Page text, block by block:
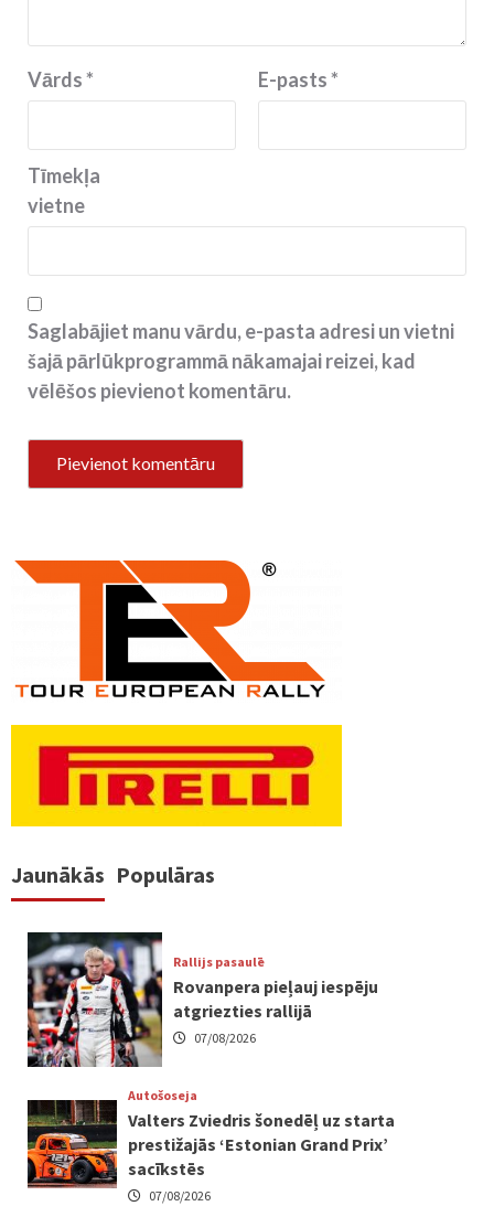
Vārds* E-pasts*
Tīmekļa
vietne
Saglabājiet manu vārdu, e-pasta adresi un vietni
šajā pārlūkprogrammā nākamajai reizei, kad
vēlēšos pievienot komentāru.
Jaunākās Populāras
Rallijs pasaulē
Rovanpera pieļauj iespēju
atgriezties rallijā
07/08/2026
Autošoseja
Valters Zviedris šonedēļ uz starta
prestižajās ‘Estonian Grand Prix’
sacīkstēs
07/08/2026